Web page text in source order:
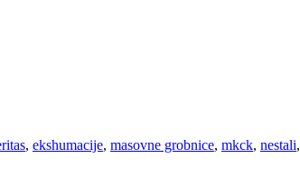
, ekshumacije, masovne grobnice, mkck, nestali,